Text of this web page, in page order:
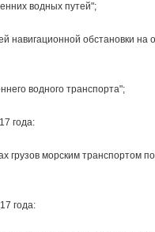
водных путей";
навигационной обстановки на
водного транспорта";
года:
грузов морским транспортом
года: